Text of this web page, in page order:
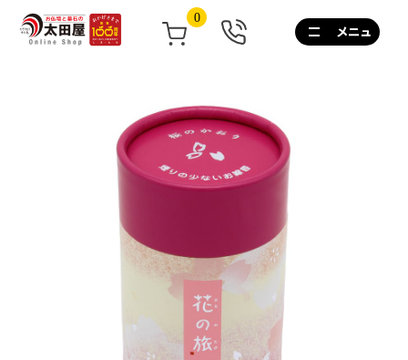
0
0120-
267-
話
無
10:00~17:00/
土
も
営
業